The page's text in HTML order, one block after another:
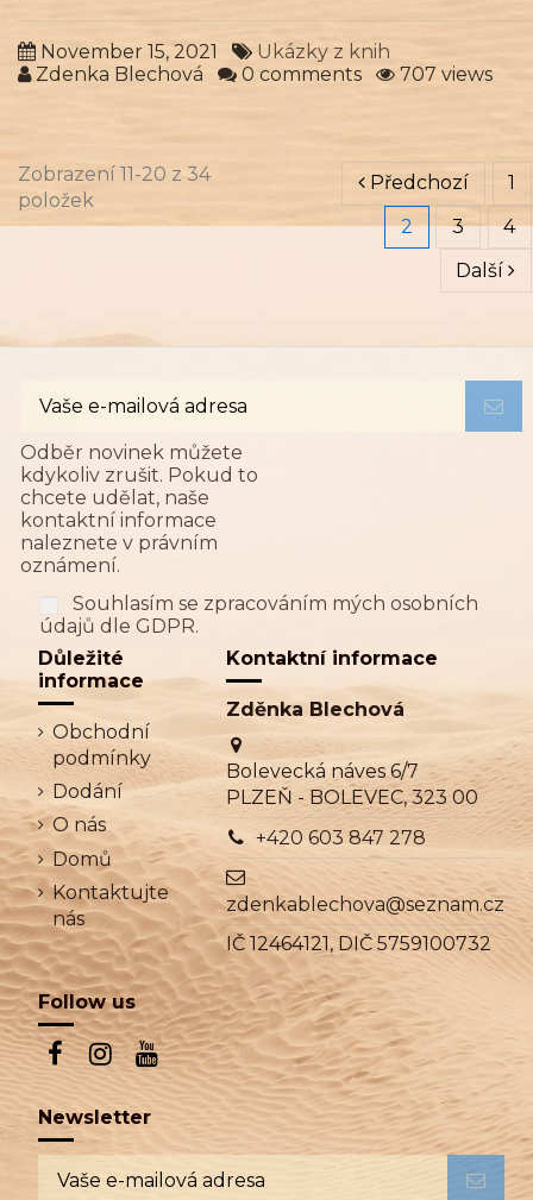
Tato kniha vychází jako druhá ze tří knih JÁ + TY,
November 15, 2021
Ukázky z knih
Zdenka Blechová
0 comments 707 views
Další
kdykoliv zrušit. Pokud to
chcete udělat, naše
kontaktní informace
naleznete v právním
oznámení.
Souhlasím se zpracováním mých osobních
údajů dle GDPR.
Důležité
informace
Obchodní
podmínky
Dodání
O nás
Domů
Kontaktujte
nás
Kontaktní informace
Zděnka Blechová
Bolevecká náves 6/7
PLZEŇ - BOLEVEC, 323 00
+420 603 847 278
zdenkablechova@seznam.cz
IČ 12464121, DIČ 5759100732
Follow us